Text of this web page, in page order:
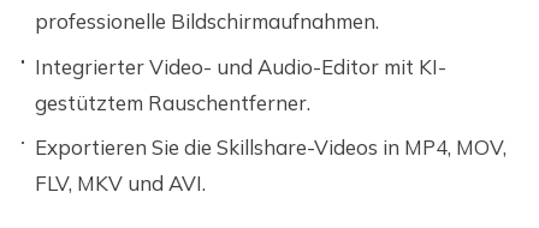
professionelle Bildschirmaufnahmen.
Integrierter Video- und Audio-Editor mit KI-
gestütztem Rauschentferner.
Exportieren Sie die Skillshare-Videos in MP4, MOV,
FLV, MKV und AVI.